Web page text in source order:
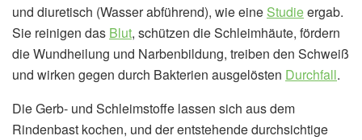
und diuretisch (Wasser abführend), wie eine Studieergab.
Sie reinigen das Blut, schützen die Schleimhäute, fördern
die Wundheilung und Narbenbildung, treiben den Schweiß
und wirken gegen durch Bakterien ausgelösten Durchfall.
Die Gerb- und Schleimstoffe lassen sich aus dem
Rindenbast kochen, und der entstehende durchsichtige